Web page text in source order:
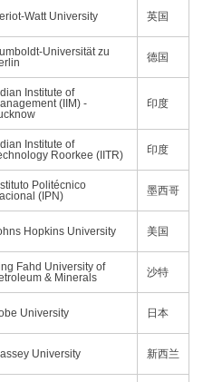
Watt University 英国
Universität zu
德国
Institute of
(IIM) -
印度
Institute of
Roorkee (IITR)
印度
Politécnico
(IPN)
墨西哥
Hopkins University 美国
Fahd University of
& Minerals
沙特
University 日本
University 新西兰